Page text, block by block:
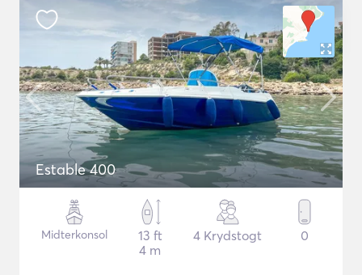
Estable 400
Midterkonsol
13 ft
4 m
4 Krydstogt 0